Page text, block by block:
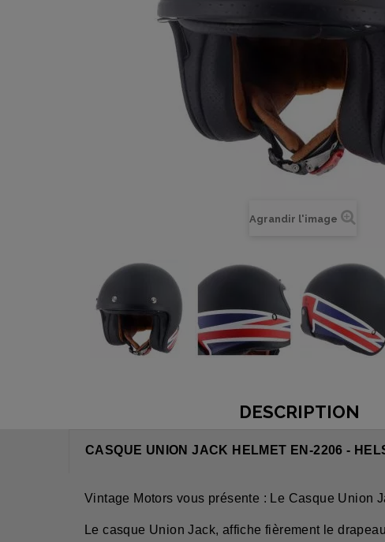
Agrandir l'image
DESCRIPTION
CASQUE UNION JACK HELMET EN-2206 -
Vintage Motors vous présente : Le Casque Union
Le casque Union Jack, affiche fièrement le